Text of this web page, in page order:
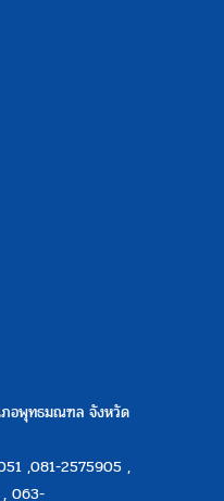
อพุทธมณฑล จังหวัด
,081-2575905,
063-